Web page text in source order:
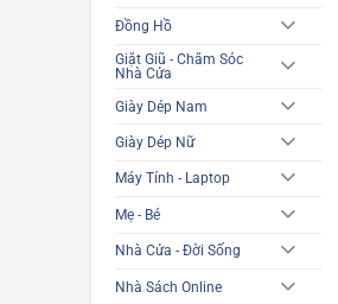
Đồng Hồ
Giặt Giũ - Chăm Sóc
Nhà Cửa
Giày Dép Nam
Giày Dép Nữ
Máy Tính - Laptop
Mẹ - Bé
Nhà Cửa - Đời Sống
Nhà Sách Online